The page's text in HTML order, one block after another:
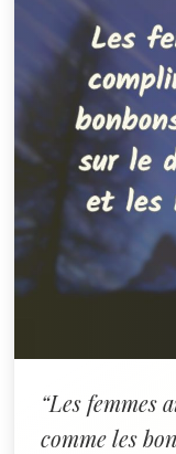
“Les femmes
comme les